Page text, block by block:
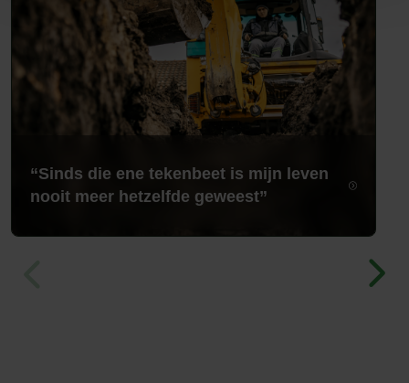
“Sinds die ene tekenbeet is mijn leven
nooit meer hetzelfde geweest”